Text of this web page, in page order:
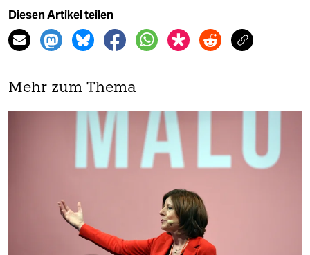
Diesen Artikel teilen
Mehr zum Thema